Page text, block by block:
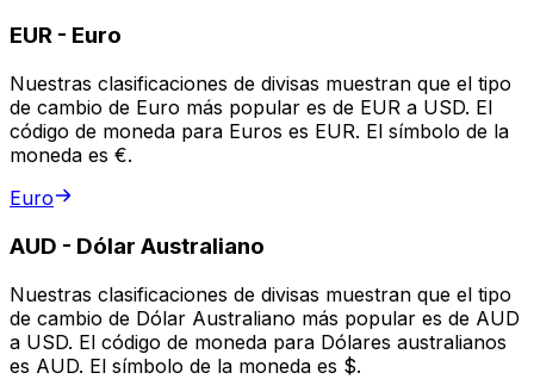
EUR - Euro
Nuestras clasificaciones de divisas muestran que el tipo
de cambio de Euro más popular es de EUR a USD. El
código de moneda para Euros es EUR. El símbolo de la
moneda es €.
Euro
AUD - Dólar Australiano
Nuestras clasificaciones de divisas muestran que el tipo
de cambio de Dólar Australiano más popular es de AUD
a USD. El código de moneda para Dólares australianos
es AUD. El símbolo de la moneda es $.